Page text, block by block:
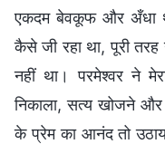
एकदम बेवकूफ और अँधा
कैसे जी रहा था, पूरी तरह
नहीं था। परमेश्वर ने
निकाला, सत्य खोजने और
के प्रेम का आनंद तो